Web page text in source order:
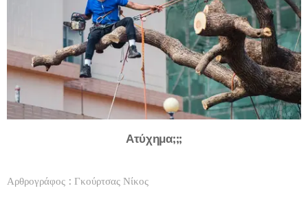
Ατύχημα;;;
Αρθρογράφος : Γκούρτσας Νίκος